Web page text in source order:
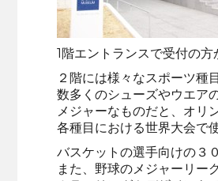
1階エントランスで受付の方
２階には様々なスポーツ種
数多くのシューズやウエア
メジャーなものだと、オリ
各種目における世界大会で
バスケットの選手向けの３
また、野球のメジャーリー